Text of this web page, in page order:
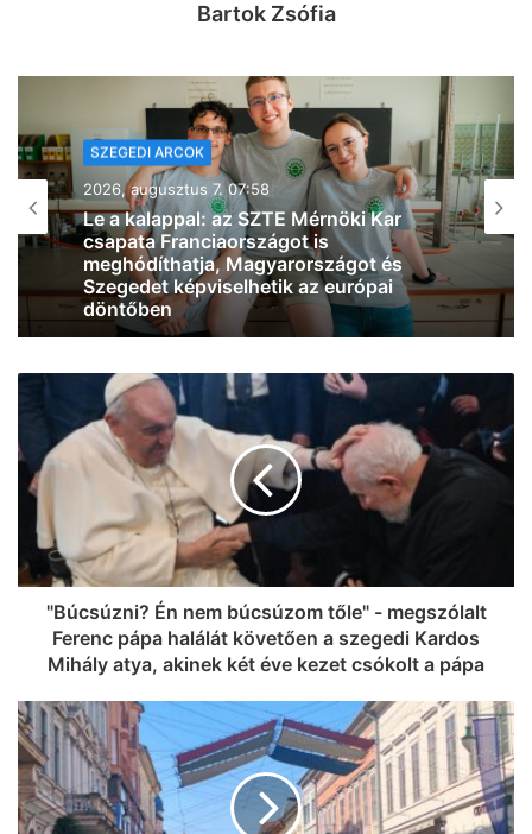
Bartok Zsófia
SZEGEDI ARCOK
2026, augusztus 6. 08:46
Eredetileg gyógyszerésznek készült,
most Szegeden segíti a betegek
felépülését Tabatabai Nejad Flóra
(videó)
"Búcsúzni? Én nem búcsúzom tőle" - megszólalt
Ferenc pápa halálát követően a szegedi Kardos
Mihály atya, akinek két éve kezet csókolt a pápa